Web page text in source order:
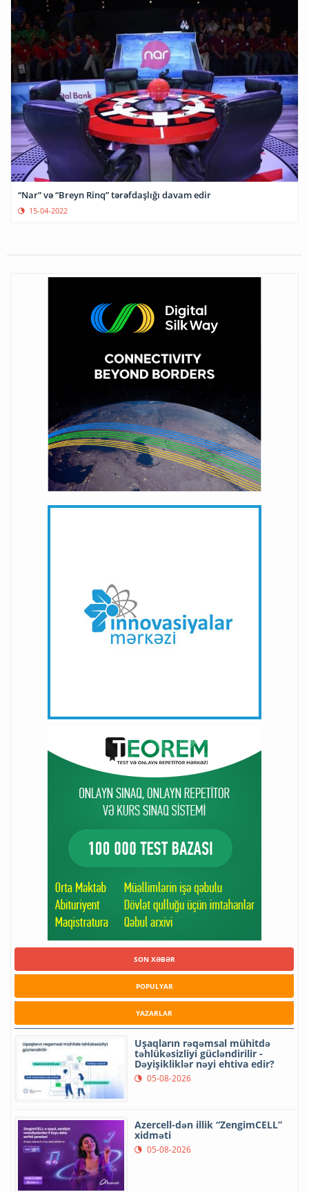
“Nar” və “Breyn Rinq” tərəfdaşlığı davam edir
15-04-2022
SON XƏBƏR
POPULYAR
YAZARLAR
Uşaqların rəqəmsal mühitdə
təhlükəsizliyi gücləndirilir -
Dəyişikliklər nəyi ehtiva edir?
05-08-2026
Azercell-dən illik “ZengimCELL”
xidməti
05-08-2026